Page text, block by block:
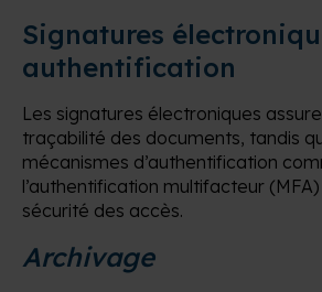
Signatures
authentification
Les signatures électroniques
traçabilité des documents, tandis
mécanismes d’authentification
l’authentification multifacteur
sécurité des accès.
Archivage